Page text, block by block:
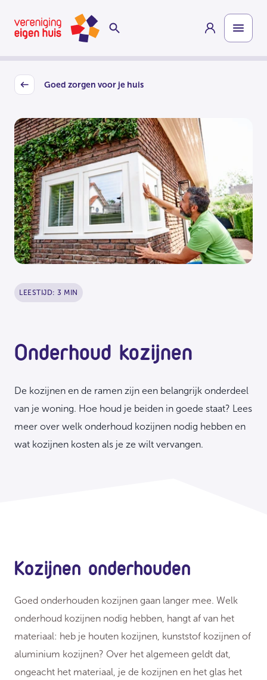
naar
hoofdinhoud
Homepage
Back
Goed zorgen voor je huis
LEESTIJD: 3 MIN
Onderhoud kozijnen
De kozijnen en de ramen zijn een belangrijk onderdeel
van je woning. Hoe houd je beiden in goede staat? Lees
meer over welk onderhoud kozijnen nodig hebben en
wat kozijnen kosten als je ze wilt vervangen.
Kozijnen onderhouden
Goed onderhouden kozijnen gaan langer mee. Welk
onderhoud kozijnen nodig hebben, hangt af van het
materiaal: heb je houten kozijnen, kunststof kozijnen of
aluminium kozijnen? Over het algemeen geldt dat,
ongeacht het materiaal, je de kozijnen en het glas het